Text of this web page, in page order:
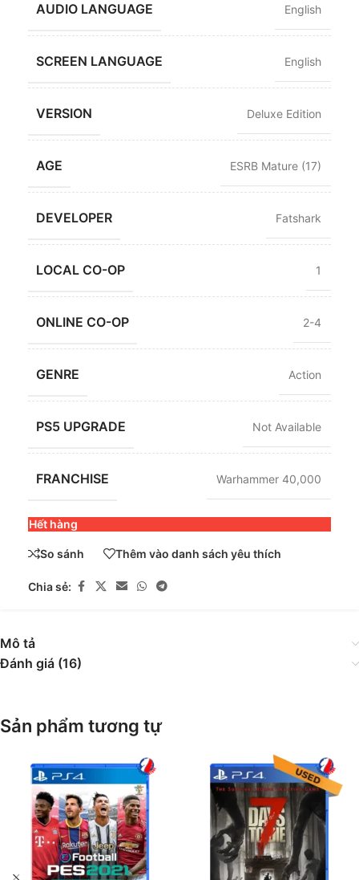
AUDIO LANGUAGE English
SCREEN LANGUAGE English
VERSION Deluxe Edition
AGE ESRB Mature (17)
DEVELOPER Fatshark
LOCAL CO-OP 1
ONLINE CO-OP 2-4
GENRE Action
PS5 UPGRADE Not Available
FRANCHISE Warhammer 40,000
Hết hàng
So sánh Thêm vào danh sách yêu thích
Chia sẻ:
Mô tả
Đánh giá (16)
Sản phẩm tương tự